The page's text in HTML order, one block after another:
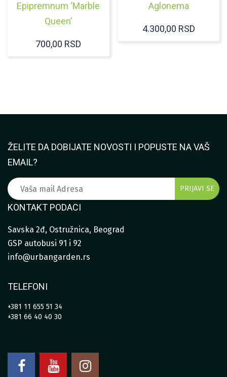
Epipremnum ‘Marble
Queen’
700,00 RSD
Aglonema
4.300,00 RSD
ŽELITE DA DOBIJATE NOVOSTI I POPUSTE NA VAŠ
EMAIL?
KONTAKT PODACI
Savska 2đ, Ostružnica, Beograd
GSP autobusi 91 i 92
info@urbangarden.rs
TELEFONI
+381 11 655 51 34
+381 66 40 40 30